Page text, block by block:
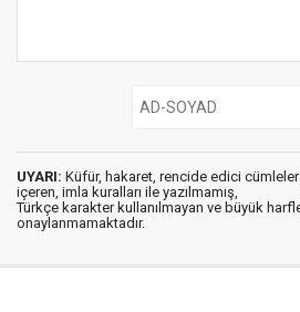
UYARI: Küfür, hakaret, rencide edici cümleler
içeren, imla kuralları ile yazılmamış,
Türkçe karakter kullanılmayan ve büyük
onaylanmamaktadır.